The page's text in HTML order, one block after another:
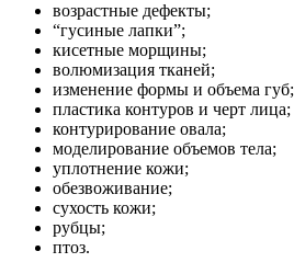
возрастные дефекты;
“гусиные лапки”;
кисетные морщины;
волюмизация тканей;
изменение формы и объема губ;
пластика контуров и черт лица;
контурирование овала;
моделирование объемов тела;
уплотнение кожи;
обезвоживание;
сухость кожи;
рубцы;
птоз.